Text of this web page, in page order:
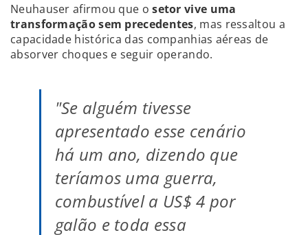
Neuhauser afirmou que osetor vive uma
transformação sem precedentes, mas ressaltou a
capacidade histórica das companhias aéreas de
absorver choques e seguir operando.
"Se alguém tivesse
apresentado esse cenário
há um ano, dizendo que
teríamos uma guerra,
combustível a US$ 4 por
galão e toda essa